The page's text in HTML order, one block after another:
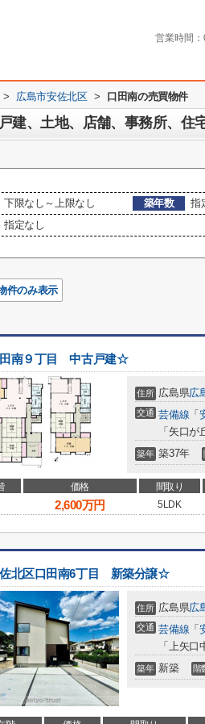
営業時間：
> 広島市安佐北区 > 口田南の売買物件
建、土地、店舗、事務所、住
下限なし～上限なし 築年数
指
指定なし
件のみ表示
南９丁目 中古戸建☆
住所 広島県広
交通 芸備線 「
「矢口
築年 築37年
価格 間取り
2,600万円 5LDK
北区口田南6丁目 新築分譲☆
住所 広島県広
交通 芸備線 「
「上矢
築年 新築 階